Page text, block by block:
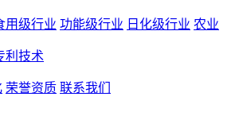
用级行业 功能级行业 日化级行业 农业
利技术
荣誉资质 联系我们